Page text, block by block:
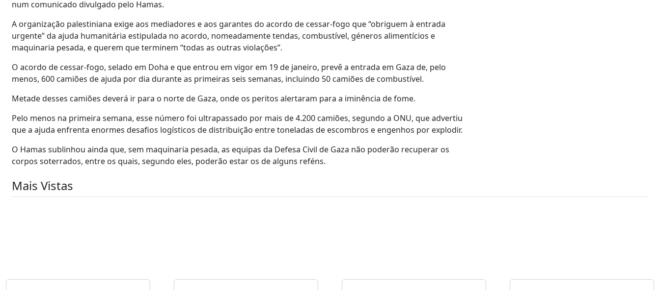
num comunicado divulgado pelo Hamas.
A organização palestiniana exige aos mediadores e aos garantes do acordo de cessar-fogo que “obriguem à entrada
urgente” da ajuda humanitária estipulada no acordo, nomeadamente tendas, combustível, géneros alimentícios e
maquinaria pesada, e querem que terminem “todas as outras violações”.
O acordo de cessar-fogo, selado em Doha e que entrou em vigor em 19 de janeiro, prevê a entrada em Gaza de, pelo
menos, 600 camiões de ajuda por dia durante as primeiras seis semanas, incluindo 50 camiões de combustível.
Metade desses camiões deverá ir para o norte de Gaza, onde os peritos alertaram para a iminência de fome.
Pelo menos na primeira semana, esse número foi ultrapassado por mais de 4.200 camiões, segundo a ONU, que advertiu
que a ajuda enfrenta enormes desafios logísticos de distribuição entre toneladas de escombros e engenhos por explodir.
O Hamas sublinhou ainda que, sem maquinaria pesada, as equipas da Defesa Civil de Gaza não poderão recuperar os
corpos soterrados, entre os quais, segundo eles, poderão estar os de alguns reféns.
Mais Vistas